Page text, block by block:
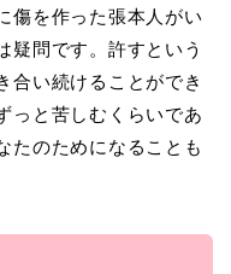
傷を作った張本人がい
疑問です。許すという
合い続けることができ
っと苦しむくらいであ
たのためになることも